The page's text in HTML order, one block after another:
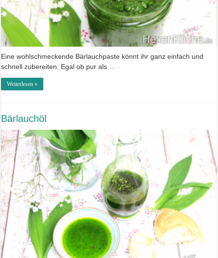
Eine wohlschmeckende Bärlauchpaste könnt ihr ganz einfach und
schnell zubereiten. Egal ob pur als …
Weiterlesen »
Bärlauchöl